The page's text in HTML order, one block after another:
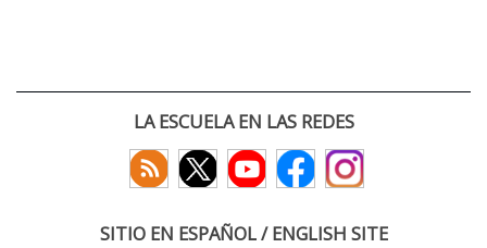
LA ESCUELA EN LAS REDES
SITIO EN ESPAÑOL / ENGLISH SITE